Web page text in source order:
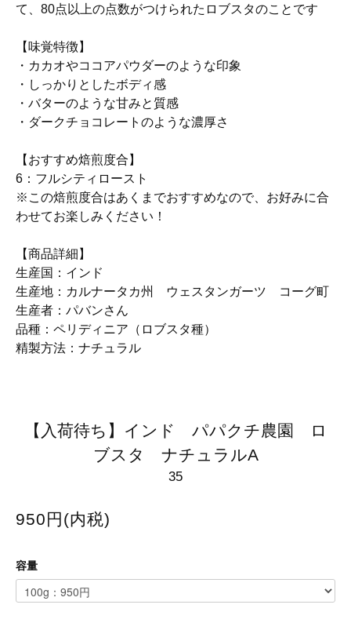
て、80点以上の点数がつけられたロブスタのことです
【味覚特徴】
・カカオやココアパウダーのような印象
・しっかりとしたボディ感
・バターのような甘みと質感
・ダークチョコレートのような濃厚さ
【おすすめ焙煎度合】
6：フルシティロースト
※この焙煎度合はあくまでおすすめなので、お好みに合
わせてお楽しみください！
【商品詳細】
生産国：インド
生産地：カルナータカ州 ウェスタンガーツ コーグ町
生産者：パバンさん
品種：ペリディニア（ロブスタ種）
精製方法：ナチュラル
【入荷待ち】インド パパクチ農園 ロ
ブスタ ナチュラルA
35
950円(内税)
容量